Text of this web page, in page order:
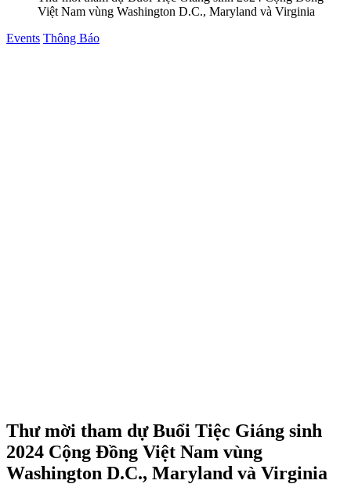
Việt Nam vùng Washington D.C., Maryland và Virginia
Posted
Events Thông Báo
Thư mời tham dự Buổi Tiệc Giáng sinh
2024 Cộng Đồng Việt Nam vùng
Washington D.C., Maryland và Virginia